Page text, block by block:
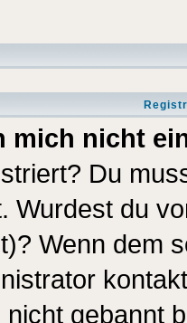
mich nicht
Du
Wurdest du
Wenn dem
gebannt